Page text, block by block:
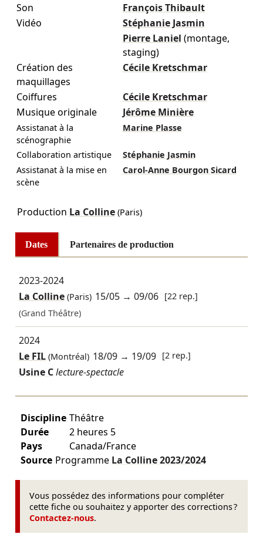
Son
François Thibault
Vidéo
Stéphanie Jasmin
Pierre Laniel (montage,
staging)
Création des
maquillages
Cécile Kretschmar
Coiffures
Cécile Kretschmar
Musique originale
Jérôme Minière
Assistanat à la
scénographie
Marine Plasse
Collaboration artistique
Stéphanie Jasmin
Assistanat à la mise en
scène
Carol-Anne Bourgon Sicard
Production La Colline(Paris)
Dates Partenaires de production
2023-2024
La Colline(Paris) 15/05 →09/06 [22 rep.]
(Grand Théâtre)
2024
Le FIL(Montréal) 18/09 → 19/09 [2 rep.]
Usine Clecture-spectacle
Discipline Théâtre
Durée
2 heures 5
Pays
Canada/France
Source Programme La Colline2023/2024
Vous possédez des informations pour compléter
cette fiche ou souhaitez y apporter des corrections ?
Contactez-nous.